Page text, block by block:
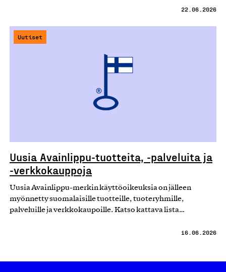
22.06.2026
Uutiset
Uusia Avainlippu-tuotteita, -palveluita ja
-verkkokauppoja
Uusia Avainlippu-merkin käyttöoikeuksia on jälleen
myönnetty suomalaisille tuotteille, tuoteryhmille,
palveluille ja verkkokaupoille. Katso kattava lista…
16.06.2026